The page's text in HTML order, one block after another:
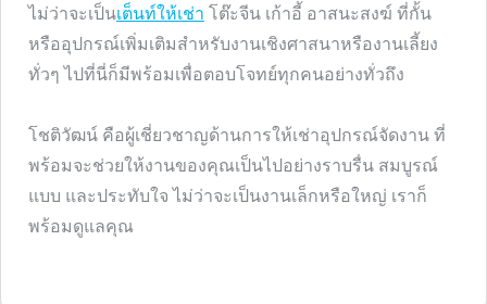
ไม่ว่าจะเป็นเต็นท์ให้เช่า โต๊ะจีน เก้าอี้ อาสนะสงฆ์ ที่กั้น
หรืออุปกรณ์เพิ่มเติมสำหรับงานเชิงศาสนาหรืองานเลี้ยง
ทั่วๆ ไปที่นี่ก็มีพร้อมเพื่อตอบโจทย์ทุกคนอย่างทั่วถึง
โชติวัฒน์ คือผู้เชี่ยวชาญด้านการให้เช่าอุปกรณ์จัดงาน ที่
พร้อมจะช่วยให้งานของคุณเป็นไปอย่างราบรื่น สมบูรณ์
แบบ และประทับใจ ไม่ว่าจะเป็นงานเล็กหรือใหญ่ เราก็
พร้อมดูแลคุณ